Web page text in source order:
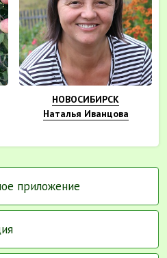
НОВОСИБИРСК
Наталья Иванцова
приложение